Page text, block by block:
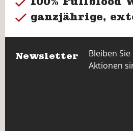
ganzjährige,
Newsletter
Bleiben
Aktionen